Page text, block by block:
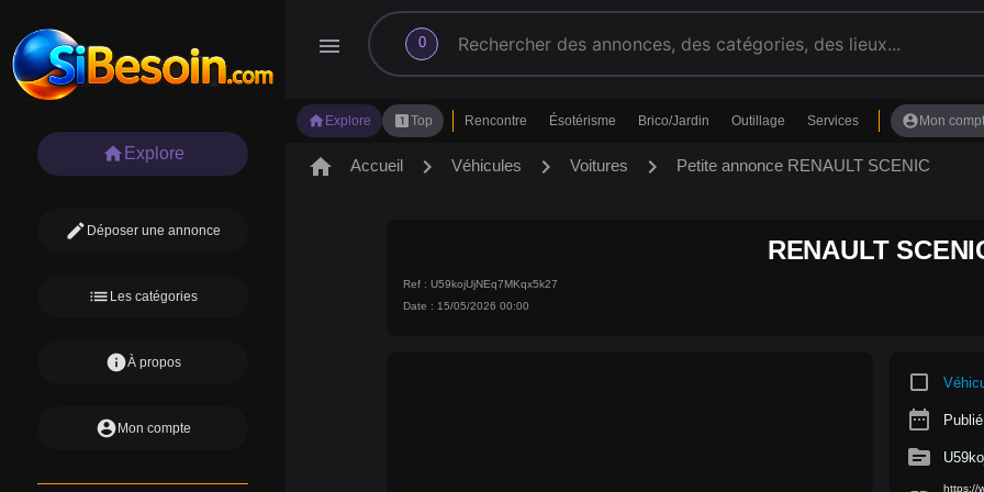
menu 0
search
home Explore looks_oneTop Rencontre Ésotérisme Brico/Jardin Outillage Services account_circle Mon
home Explore
edit Déposer une annonce
list Les catégories
infoÀ propos
account_circle Mon compte
home Accueil chevron_right Véhicules chevron_right Voitures chevron_right Petite annonce RENAULT SCENIC
RENAULT
Ref : U59kojUjNEq7MKqx5k27
Date : 15/05/2026 00:00
crop_square
date_range
source
https://